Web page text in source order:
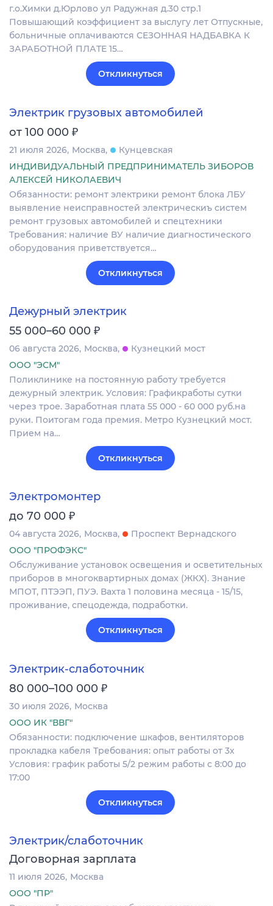
г.о.Химки д.Юрлово ул Радужная д.30 стр.1
Повышающий коэффициент за выслугу лет Отпускные,
больничные оплачиваются СЕЗОННАЯ НАДБАВКА К
ЗАРАБОТНОЙ ПЛАТЕ 15…
Откликнуться
Электрик грузовых автомобилей
от 100 000 ₽
21 июля 2026 Москва
Кунцевская
ИНДИВИДУАЛЬНЫЙ ПРЕДПРИНИМАТЕЛЬ ЗИБОРОВ
АЛЕКСЕЙ НИКОЛАЕВИЧ
Обязанности: ремонт электрики ремонт блока ЛБУ
выявление неисправностей электрическиъ систем
ремонт грузовых автомобилей и спецтехники
Требования: наличие ВУ наличие диагностического
оборудования приветствуется…
Откликнуться
Дежурный электрик
55 000–60 000 ₽
06 августа 2026 Москва
Кузнецкий мост
ООО "ЭСМ"
Поликлинике на постоянную работу требуется
дежурный электрик. Условия: Графикработы сутки
через трое. Заработная плата 55 000 - 60 000 руб.на
руки. Поитогам года премия. Метро Кузнецкий мост.
Прием на…
Откликнуться
Электромонтер
до 70 000 ₽
04 августа 2026 Москва
Проспект Вернадского
ООО "ПРОФЭКС"
Обслуживание установок освещения и осветительных
приборов в многоквартирных домах (ЖКХ). Знание
МПОТ, ПТЭЭП, ПУЭ. Вахта 1 половина месяца - 15/15,
проживание, спецодежда, подработки.
Откликнуться
Электрик-слаботочник
80 000–100 000 ₽
30 июля 2026 Москва
ООО ИК "ВВГ"
Обязанности: подключение шкафов, вентиляторов
прокладка кабеля Требования: опыт работы от 3х
Условия: график работы 5/2 режим работы с 8:00 до
17:00
Откликнуться
Электрик/слаботочник
Договорная зарплата
11 июля 2026 Москва
ООО "ПР"